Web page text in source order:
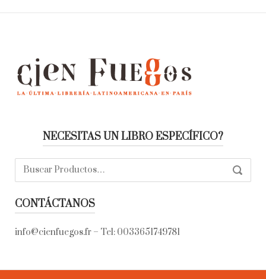
NECESITAS UN LIBRO ESPECÍFICO?
Buscar:
CONTÁCTANOS
info@cienfuegos.fr – Tel: 0033651749781